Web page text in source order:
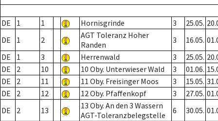
DE 1 1 Hornisgrinde 3 25.05.
DE
1 2
AGT Toleranz Hoher
Randen
3 16.05.
DE
1 3 Herrenwald 3 25.05.
DE
2 10 10 Oby. Unterwieser Wald 3 01.06.
DE
2 11 11 Oby. Freisinger Moos 3 15.05.
DE
2 12 12 Oby. Pfaffenkopf 3 27.05.
DE
2 13
13 Oby. An den 3 Wassern
AGT-Toleranzbelegstelle
6 30.05.